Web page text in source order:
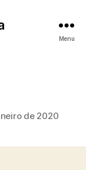
Menu
de 2020